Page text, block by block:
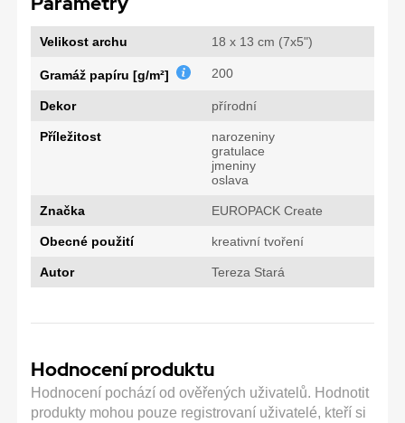
Velikost archu 18 x 13 cm (7x5")
Gramáž papíru [g/m²] 200
Dekor přírodní
Příležitost
narozeniny
gratulace
jmeniny
oslava
Značka EUROPACK Create
Obecné použití kreativní tvoření
Autor Tereza Stará
Hodnocení produktu
Hodnocení pochází od ověřených uživatelů. Hodnotit
produkty mohou pouze registrovaní uživatelé, kteří si